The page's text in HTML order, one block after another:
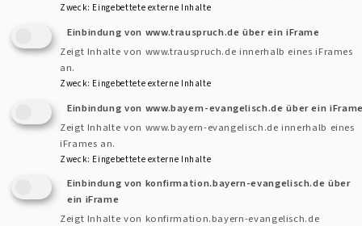
mit der Jahreslosung ein gesegnetes, neues Jahr 2016!
"Gott spricht: Ich will Euch trösten, wie einen seine Mutter
Jesaja 66,13
Kontaktformular
Zweck: Eingebettete externe Inhalte
Einbindung von www.trauspruch.de über ein iFrame
Zeigt Inhalte von www.trauspruch.de innerhalb eines iFrames
an.
Zweck: Eingebettete externe Inhalte
Einbindung von www.bayern-evangelisch.de über ein
Zeigt Inhalte von www.bayern-evangelisch.de innerhalb eines
iFrames an.
Zweck: Eingebettete externe Inhalte
Einbindung von konfirmation.bayern-evangelisch.de über
ein iFrame
Zeigt Inhalte von konfirmation.bayern-evangelisch.de